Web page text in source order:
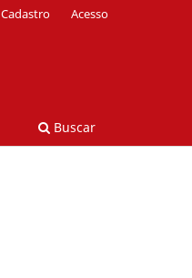
Buscar
Cadastro Acesso